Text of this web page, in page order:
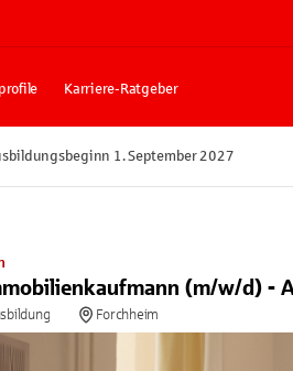
Karriere-Ratgeber
1. September 2027
(m/w/d) -
Forchheim